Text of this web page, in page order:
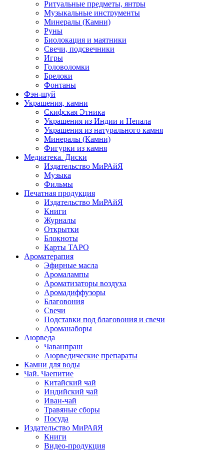
Ритуальные предметы, янтры
Музыкальные инструменты
Минералы (Камни)
Руны
Биолокация и маятники
Свечи, подсвечники
Игры
Головоломки
Брелоки
Фонтаны
Фэн-шуй
Украшения, камни
Скифская Этника
Украшения из Индии и Непала
Украшения из натурального камня
Минералы (Камни)
Фигурки из камня
Медиатека. Диски
Издательство МиРАйЯ
Музыка
Фильмы
Печатная продукция
Издательство МиРАйЯ
Книги
Журналы
Открытки
Блокноты
Карты ТАРО
Ароматерапия
Эфирные масла
Аромалампы
Ароматизаторы воздуха
Аромадиффузоры
Благовония
Свечи
Подставки под благовония и свечи
Ароманаборы
Аюрведа
Чаванпраш
Аюрведические препараты
Камни для воды
Чай. Чаепитие
Китайский чай
Индийский чай
Иван-чай
Травяные сборы
Посуда
Издательство МиРАйЯ
Книги
Видео-продукция